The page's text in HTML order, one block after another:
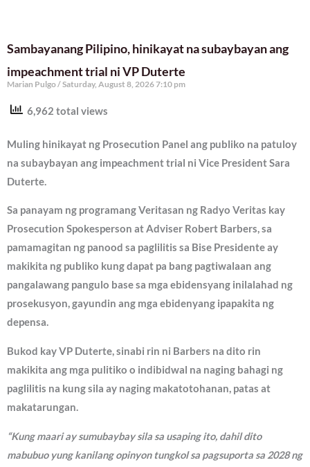
Sambayanang Pilipino, hinikayat na subaybayan ang
impeachment trial ni VP Duterte
Marian Pulgo Saturday, August 8, 2026 7:10 pm
6,962 total views
Muling hinikayat ng Prosecution Panel ang publiko na patuloy
na subaybayan ang impeachment trial ni Vice President Sara
Duterte.
Sa panayam ng programang Veritasan ng Radyo Veritas kay
Prosecution Spokesperson at Adviser Robert Barbers, sa
pamamagitan ng panood sa paglilitis sa Bise Presidente ay
makikita ng publiko kung dapat pa bang pagtiwalaan ang
pangalawang pangulo base sa mga ebidensyang inilalahad ng
prosekusyon, gayundin ang mga ebidenyang ipapakita ng
depensa.
Bukod kay VP Duterte, sinabi rin ni Barbers na dito rin
makikita ang mga pulitiko o indibidwal na naging bahagi ng
paglilitis na kung sila ay naging makatotohanan, patas at
makatarungan.
“Kung maari ay sumubaybay sila sa usaping ito, dahil dito
mabubuo yung kanilang opinyon tungkol sa pagsuporta sa 2028 ng